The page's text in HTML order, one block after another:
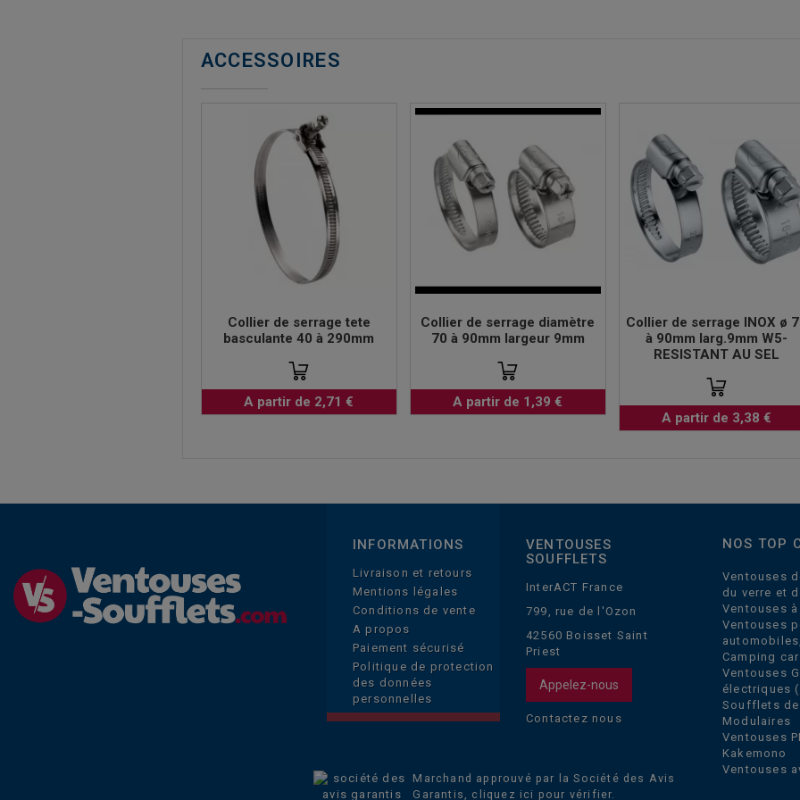
ACCESSOIRES
Collier de serrage tete
basculante 40 à 290mm
A partir de 2,71 €
Collier de serrage diamètre
70 à 90mm largeur 9mm
A partir de 1,39 €
Collier de serrage INOX ø
à 90mm larg.9mm W5-
RESISTANT AU SEL
A partir de 3,38 €
INFORMATIONS
Livraison et retours
Mentions légales
Conditions de vente
A propos
Paiement sécurisé
Politique de protection
des données
personnelles
VENTOUSES
SOUFFLETS
InterACT France
799, rue de l'Ozon
42560 Boisset Saint
Priest
Appelez-nous
Contactez nous
Marchand approuvé par la Société des Avis
Garantis, cliquez ici pour vérifier.
NOS TOP
Ventouses
du verre et
Ventouses
Ventouses
Camping
Ventouses
électriques
Soufflets
Modulaires
Ventouses
Kakemono
Ventouses